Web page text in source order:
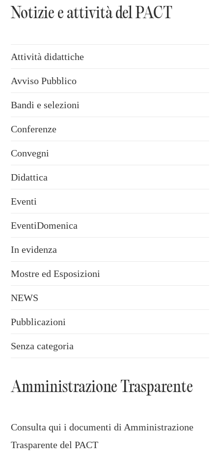
Notizie e attività del PACT
Attività didattiche
Avviso Pubblico
Bandi e selezioni
Conferenze
Convegni
Didattica
Eventi
EventiDomenica
In evidenza
Mostre ed Esposizioni
NEWS
Pubblicazioni
Senza categoria
Amministrazione Trasparente
Consulta qui i documenti di Amministrazione
Trasparente del PACT